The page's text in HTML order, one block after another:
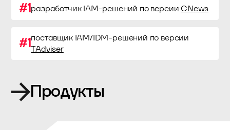
#1разработчик IAM-решений по версии CNews
#1поставщик IAM/IDM-решений по версии
TAdviser
Продукты